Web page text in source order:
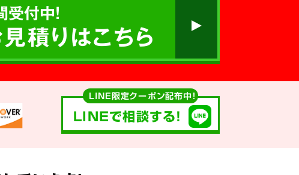
付中!
積りはこちら
LINE限定クーポン配布中！
LINEで相談する!